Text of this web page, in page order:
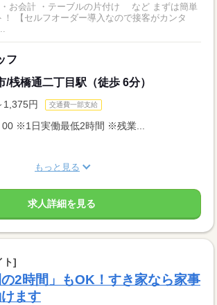
・お会計 ・テーブルの片付け など まずは簡単
ンタ
フ
/桟橋通二丁目駅（徒歩 6分）
1,375円 交通費一部支給
00 ※1日実働最低2時間 ※残業...
もっと見る
求人詳細を見る
ト]
の2時間」もOK！すき家なら家事
ます